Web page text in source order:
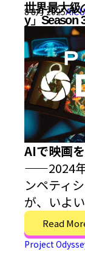
世界最大級
y」Season
8 8月 2025
AIで映画
——2024
ンペティ
が、いよ
Read
Project